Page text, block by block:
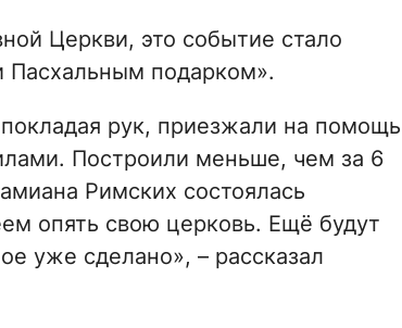
Церкви, это событие стало
подарком».
рук, приезжали на помощь
Построили меньше, чем за 6
Римских состоялась
опять свою церковь. Ещё будут
уже сделано», – рассказал